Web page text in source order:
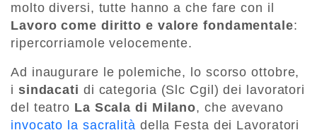
molto diversi, tutte hanno a che fare con il
Lavoro come diritto e valore fondamentale:
ripercorriamole velocemente.
Ad inaugurare le polemiche, lo scorso ottobre,
i sindacati di categoria (Slc Cgil) dei lavoratori
del teatro La Scala di Milano, che avevano
invocato la sacralità della Festa dei Lavoratori